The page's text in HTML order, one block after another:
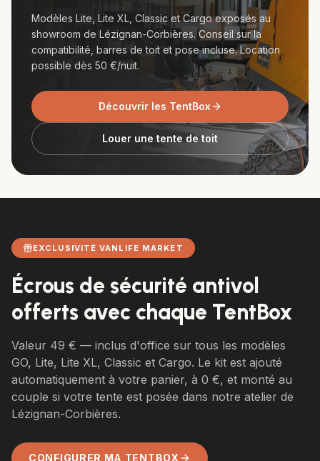
Modèles Lite, Lite XL, Classic et Cargo exposés au
showroom de Lézignan-Corbières. Conseil sur la
compatibilité, barres de toit et pose incluse. Location
possible dès 50 €/nuit.
Découvrir les TentBox
Louer une tente de toit
EXCLUSIVITÉ VANLIFE MARKET
Écrous de sécurité antivol
offerts avec chaque TentBox
Valeur 49 € — inclus d'office sur tous les modèles
GO, Lite, Lite XL, Classic et Cargo. Le kit est ajouté
automatiquement à votre panier, à 0 €, et monté au
couple si votre tente est posée dans notre atelier de
Lézignan-Corbières.
CONFIGURER MA TENTBOX